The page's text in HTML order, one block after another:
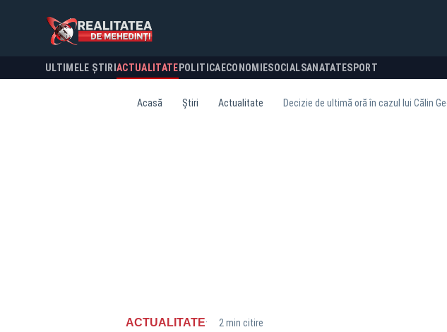
ULTIMELE ȘTIRI ACTUALITATE POLITICA ECONOMIESOCIALSANATATESPORT
Acasă Știri Actualitate Decizie de ultimă oră în cazul lui Călin
ACTUALITATE· 2 min citire